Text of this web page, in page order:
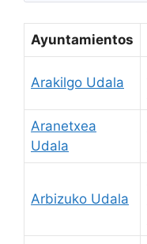
Ayuntamientos
Arakilgo Udala
Aranetxea
Udala
Arbizuko Udala